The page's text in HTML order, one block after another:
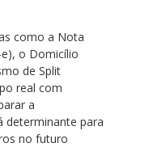
como a Nota
o Domicílio
de Split
real com
a
determinante para
no futuro